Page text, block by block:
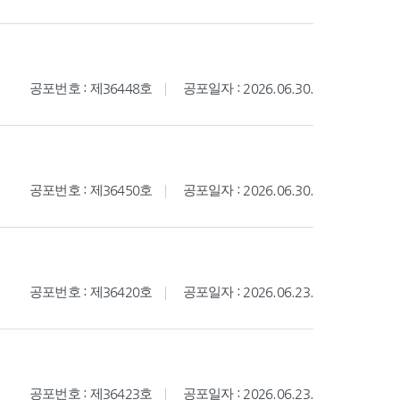
공포번호 : 제36448호 공포일자 : 2026.06.30.
공포번호 : 제36450호 공포일자 : 2026.06.30.
공포번호 : 제36420호 공포일자 : 2026.06.23.
공포번호 : 제36423호 공포일자 : 2026.06.23.